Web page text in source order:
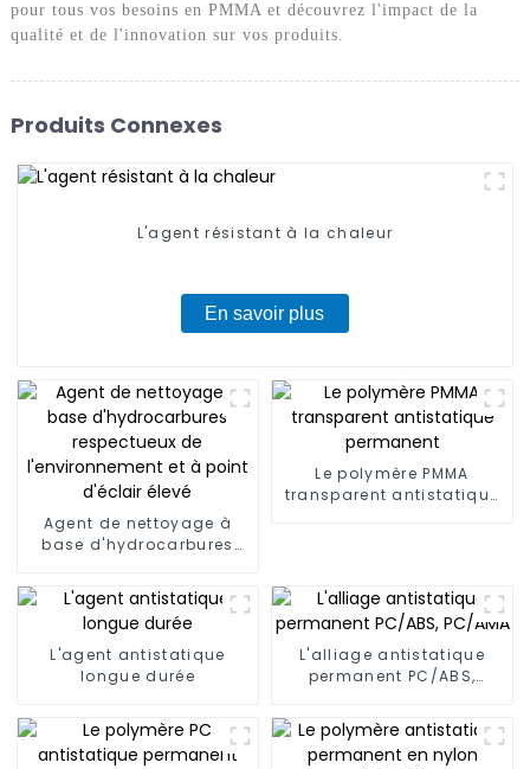
pour tous vos besoins en PMMA et découvrez l'impact de la
qualité et de l'innovation sur vos produits.
Produits Connexes
L'agent résistant à la chaleur
En savoir plus
Agent de nettoyage à
base d'hydrocarbures
l'environnement et à
point d'éclair élevé
Le polymère PMMA
transparent antistatique
L'agent antistatique
longue durée
L'alliage antistatique
permanent PC/ABS,